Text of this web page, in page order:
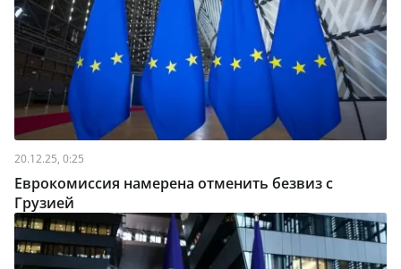
20.12.25, 0:25
Еврокомиссия намерена отменить безвиз с
Грузией